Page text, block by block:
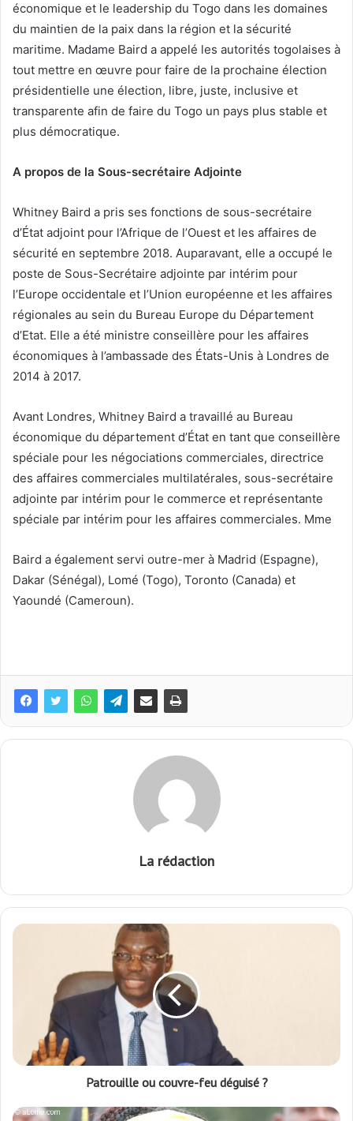
économique et le leadership du Togo dans les domaines
du maintien de la paix dans la région et la sécurité
maritime. Madame Baird a appelé les autorités togolaises à
tout mettre en œuvre pour faire de la prochaine élection
présidentielle une élection, libre, juste, inclusive et
transparente afin de faire du Togo un pays plus stable et
plus démocratique.
A propos de la Sous-secrétaire Adjointe
Whitney Baird a pris ses fonctions de sous-secrétaire
d’État adjoint pour l’Afrique de l’Ouest et les affaires de
sécurité en septembre 2018. Auparavant, elle a occupé le
poste de Sous-Secrétaire adjointe par intérim pour
l’Europe occidentale et l’Union européenne et les affaires
régionales au sein du Bureau Europe du Département
d’Etat. Elle a été ministre conseillère pour les affaires
économiques à l’ambassade des États-Unis à Londres de
2014 à 2017.
Avant Londres, Whitney Baird a travaillé au Bureau
économique du département d’État en tant que conseillère
spéciale pour les négociations commerciales, directrice
des affaires commerciales multilatérales, sous-secrétaire
adjointe par intérim pour le commerce et représentante
spéciale par intérim pour les affaires commerciales. Mme
Baird a également servi outre-mer à Madrid (Espagne),
Dakar (Sénégal), Lomé (Togo), Toronto (Canada) et
Yaoundé (Cameroun).
La rédaction
Patrouille ou couvre-feu déguisé ?